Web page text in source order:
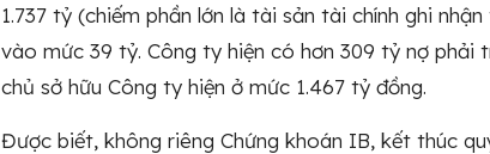
1.737 tỷ (chiếm phần lớn là tài sản tài chính ghi
vào mức 39 tỷ. Công ty hiện có hơn 309 tỷ nợ phải
chủ sở hữu Công ty hiện ở mức 1.467 tỷ đồng.
Được biết, không riêng Chứng khoán IB, kết thúc